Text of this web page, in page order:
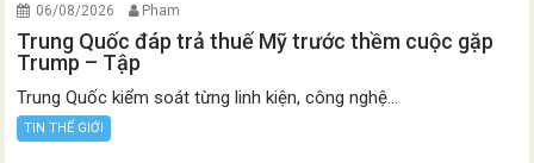
06/08/2026 Pham
Trung Quốc đáp trả thuế Mỹ trước thềm cuộc gặp
Trump – Tập
Trung Quốc kiểm soát từng linh kiện, công nghệ...
TIN THẾ GIỚI